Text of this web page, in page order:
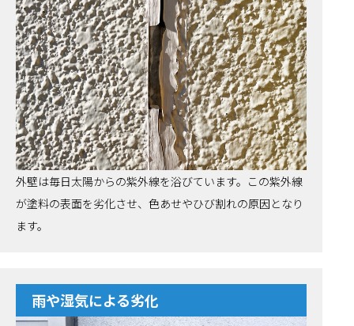
外壁は毎日太陽からの紫外線を浴びています。この紫外線
が塗料の表面を劣化させ、色あせやひび割れの原因となり
ます。
雨や湿気による劣化